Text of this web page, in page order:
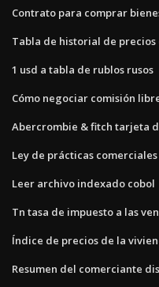
Contrato para comprar
Tabla de historial de precios
1 usd a tabla de rublos rusos
Cómo negociar comisión
Abercrombie & fitch tarjeta
Ley de prácticas
Leer archivo indexado cobol
Tn tasa de impuesto a las
Índice de precios de la
Resumen del comerciante